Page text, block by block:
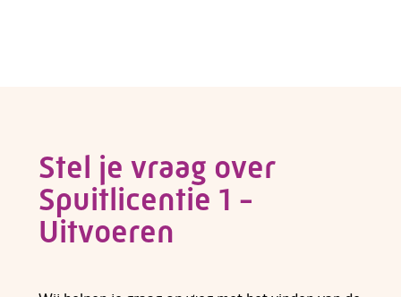
Heb je vragen over subsidiemogelijkheden,
neem dan contact met ons op.
Stel je vraag over
Spuitlicentie 1 -
Uitvoeren